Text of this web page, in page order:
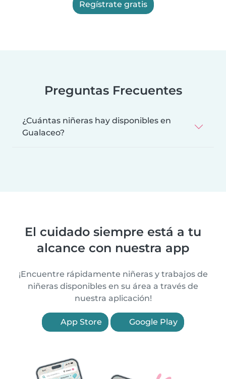
Regístrate gratis
Preguntas Frecuentes
¿Cuántas niñeras hay disponibles en
Gualaceo?
El cuidado siempre está a tu
alcance con nuestra app
¡Encuentre rápidamente niñeras y trabajos de
niñeras disponibles en su área a través de
nuestra aplicación!
App Store Google Play